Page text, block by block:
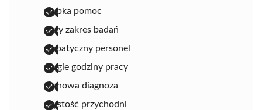
szybka pomoc
duży zakres badań
empatyczny personel
długie godziny pracy
fachowa diagnoza
czystość przychodni